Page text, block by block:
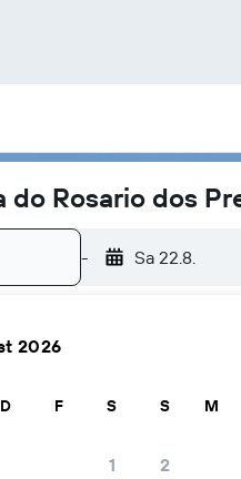
do Rosario dos
- Sa 22.8.
dos Pretos in Salvador da
2026
D F S S
1 2
M